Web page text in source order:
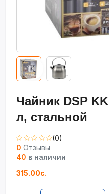
Чайник DSP
л, стальной
(0)
0 Отзывы
40 в наличии
315.00с.